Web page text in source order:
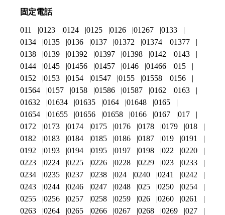
固定電話
011 0123 0124 0125 0126 01267
0133
0134
0135 0136 0137 01372 01374
01377
0138
0139 01392 01397 01398 0142
0143
0144
0145 01456 01457 0146 01466
015
0152
0153 0154 01547 0155 01558
0156
01564
0157 0158 01586 01587 0162
0163
01632
01634 01635 0164 01648
0165
01654
01655 01656 01658 0166 0167
017
0172
0173 0174 0175 0176 0178 0179
018
0182
0183 0184 0185 0186 0187 019
0191
0192
0193 0194 0195 0197 0198 022
0220
0223
0224 0225 0226 0228 0229 023
0233
0234
0235 0237 0238 024 0240 0241
0242
0243
0244 0246 0247 0248 025 0250
0254
0255
0256 0257 0258 0259 026 0260
0261
0263
0264 0265 0266 0267 0268 0269 027